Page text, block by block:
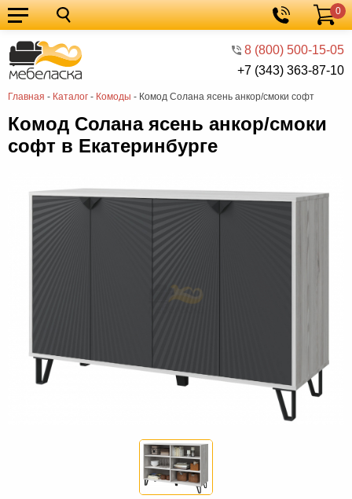
8 (800) 500-15-05
+7 (343) 363-87-10
Корзина
0
Главная - Каталог - Комоды - Комод Солана ясень анкор/смоки софт
Кухонные
гарнитуры
Мебель
для
кухни
Мебель
для
спальни
Кровати
Шкафы
Диваны
мебель
Детская
Офисная
мебель
Столы
Комод Солана ясень анкор/смоки
софт в Екатеринбурге